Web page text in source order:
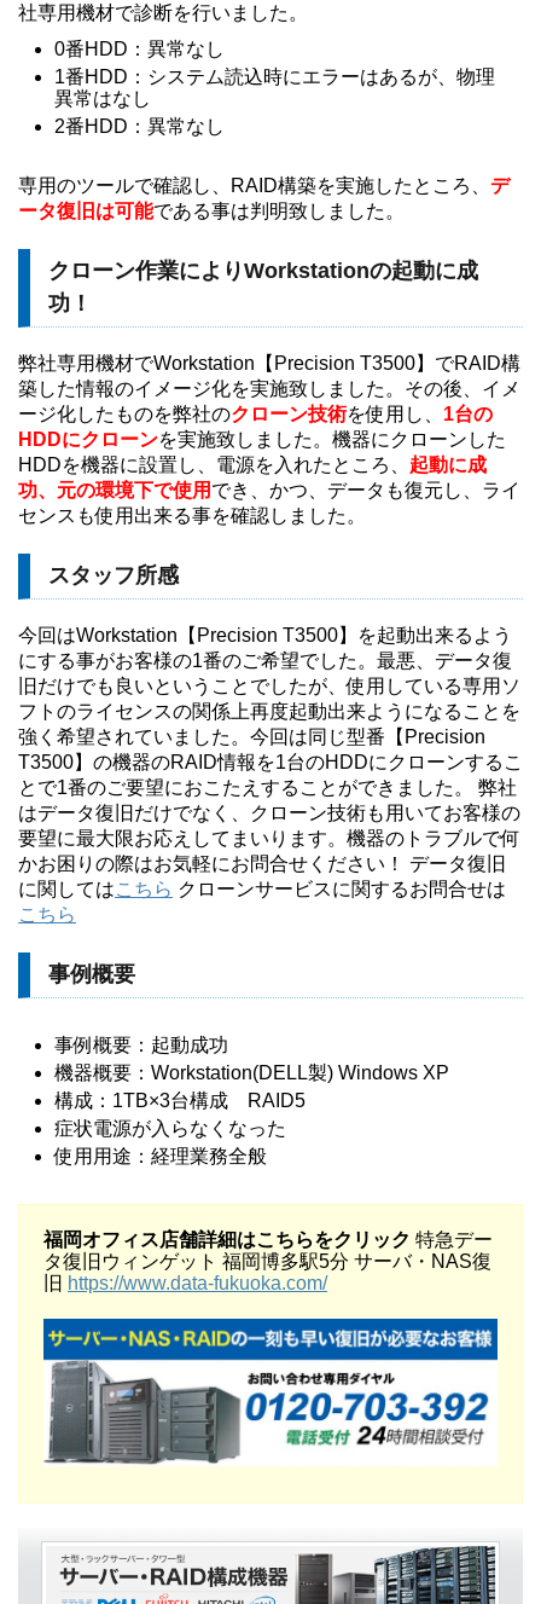
社専用機材で診断を行いました。
0番HDD：異常なし
1番HDD：システム読込時にエラーはあるが、物理
異常はなし
2番HDD：異常なし
専用のツールで確認し、RAID構築を実施したところ、 デ
ータ復旧は可能である事は判明致しました。
クローン作業によりWorkstationの起動に成
功！
弊社専用機材でWorkstation【Precision T3500】でRAID構
築した情報のイメージ化を実施致しました。その後、イメ
ージ化したものを弊社のクローン技術を使用し、 1台の
HDDにクローンを実施致しました。機器にクローンした
HDDを機器に設置し、電源を入れたところ、 起動に成
功、元の環境下で使用 でき、かつ、データも復元し、ライ
センスも使用出来る事を確認しました。
スタッフ所感
今回はWorkstation【Precision T3500】を起動出来るよう
にする事がお客様の1番のご希望でした。最悪、データ復
旧だけでも良いということでしたが、使用している専用ソ
フトのライセンスの関係上再度起動出来ようになることを
強く希望されていました。今回は同じ型番【Precision
T3500】の機器のRAID情報を1台のHDDにクローンするこ
とで1番のご要望におこたえすることができました。 弊社
はデータ復旧だけでなく、クローン技術も用いてお客様の
要望に最大限お応えしてまいります。機器のトラブルで何
かお困りの際はお気軽にお問合せください！ データ復旧
に関してはこちら クローンサービスに関するお問合せは
こちら
事例概要
事例概要：起動成功
機器概要：Workstation(DELL製) Windows XP
構成：1TB×3台構成 RAID5
症状電源が入らなくなった
使用用途：経理業務全般
福岡オフィス店舗詳細はこちらをクリック 特急デー
タ復旧ウィンゲット 福岡博多駅5分 サーバ・ NAS復
旧 https://www.data-fukuoka.com/